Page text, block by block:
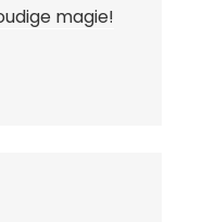
magie!